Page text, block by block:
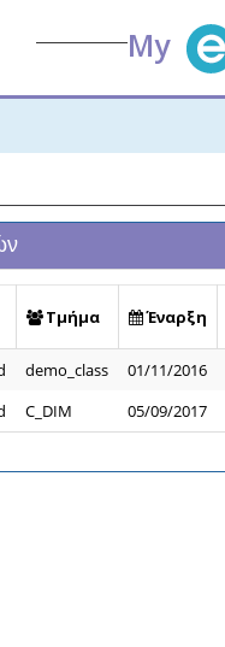
My
Τμήμα Έναρξη
demo_class 01/11/2016
C_DIM 05/09/2017